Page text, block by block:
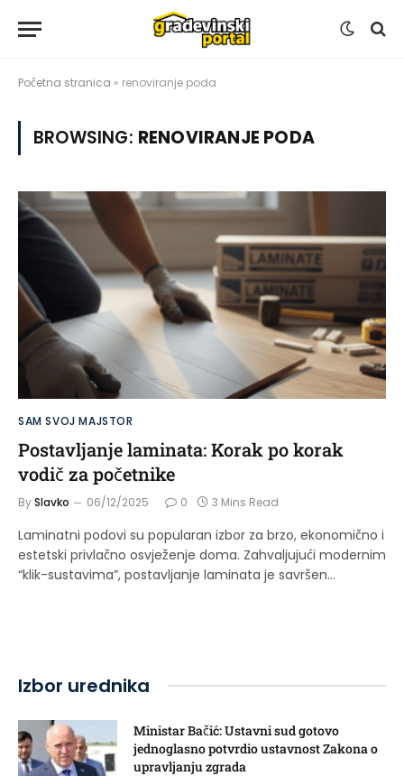
Početna stranica » renoviranje poda
BROWSING: RENOVIRANJE PODA
SAM SVOJ MAJSTOR
Postavljanje laminata: Korak po korak
vodič za početnike
BySlavko 06/12/2025 0 3 Mins Read
Laminatni podovi su popularan izbor za brzo, ekonomično i
estetski privlačno osvježenje doma. Zahvaljujući modernim
“klik-sustavima”, postavljanje laminata je savršen…
Izbor urednika
Ministar Bačić: Ustavni sud gotovo
jednoglasno potvrdio ustavnost Zakona o
upravljanju zgrada